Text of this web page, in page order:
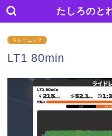
たしろのと
トレーニング
LT1 80min